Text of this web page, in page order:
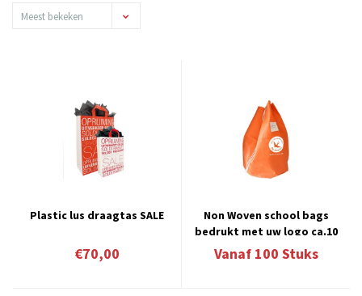
Meest bekeken
Plastic lus draagtas SALE
€70,00
Non Woven school bags
bedrukt met uw logo ca.10
werkdagen 9.11
Vanaf100 Stuks